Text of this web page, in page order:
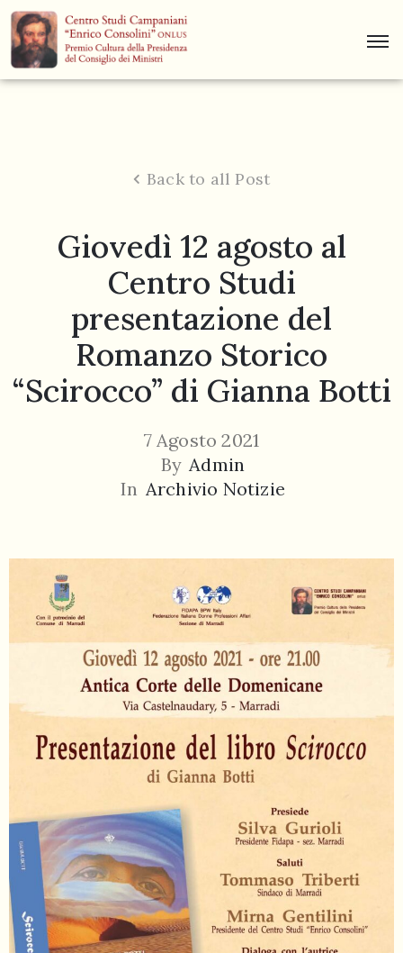
Centro
centrocampana@tiscali.it
Back to all Post
Giovedì 12 agosto al
Centro Studi
presentazione del
Romanzo Storico
“Scirocco” di Gianna Botti
7 Agosto 2021
By Admin
In Archivio Notizie